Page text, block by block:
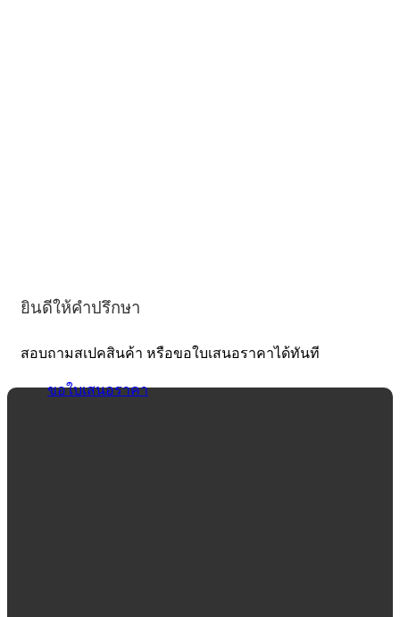
ยินดีให้คำปรึกษา
สอบถามสเปคสินค้า หรือขอใบเสนอราคาได้ทันที
ขอใบเสนอราคา